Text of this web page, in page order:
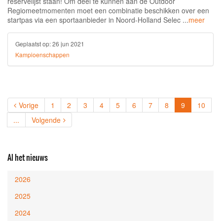
Regiomeetmomenten moet een combinatie beschikken over een
startpas via een sportaanbieder in Noord-Holland Selec ...meer
Geplaatst op:26 jun 2021
Kampioenschappen
Vorige 1 2 3 4 5 6 7 8 9 (current)
10
...
Volgende
Al het nieuws
2026
2025
2024